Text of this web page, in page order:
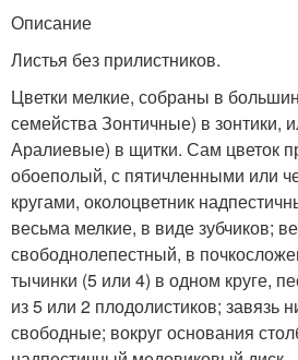
Описание
Листья без прилистников.
Цветки мелкие, собраны в
семейства Зонтичные) в зонтики,
Аралиевые) в щитки. Сам цветок
обоеполый, с пятичленными или
кругами, околоцветник
весьма мелкие, в виде зубчиков;
свободнолепестный, в
тычинки (5 или 4) в одном круге,
из 5 или 2 плодолистиков; завязь
свободные; вокруг основания